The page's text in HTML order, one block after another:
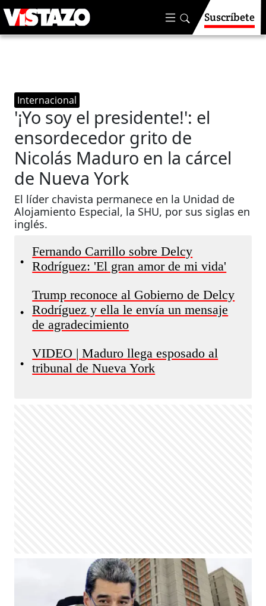
Suscríbete
Internacional
'¡Yo soy el presidente!': el
ensordecedor grito de
Nicolás Maduro en la cárcel
de Nueva York
El líder chavista permanece en la Unidad de
Alojamiento Especial, la SHU, por sus siglas en
inglés.
•
Fernando Carrillo sobre Delcy
Rodríguez: 'El gran amor de mi vida'
•
Trump reconoce al Gobierno de Delcy
Rodríguez y ella le envía un mensaje
de agradecimiento
•
VIDEO | Maduro llega esposado al
tribunal de Nueva York